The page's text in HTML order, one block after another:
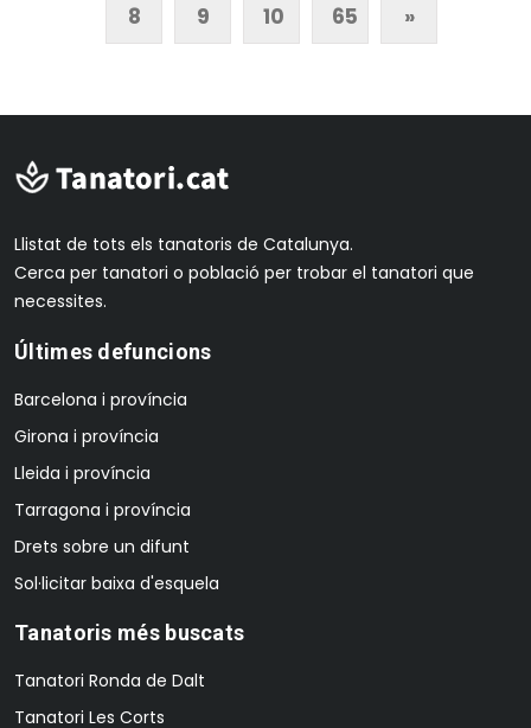
8 9 10 65 »
Llistat de tots els tanatoris de Catalunya.
Cerca per tanatori o població per trobar el tanatori que
necessites.
Últimes defuncions
Barcelona i província
Girona i província
Lleida i província
Tarragona i província
Drets sobre un difunt
Sol·licitar baixa d'esquela
Tanatoris més buscats
Tanatori Ronda de Dalt
Tanatori Les Corts